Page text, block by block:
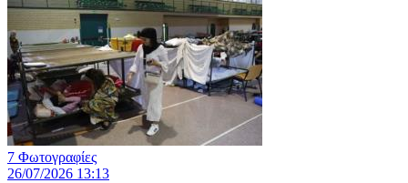
7 Φωτογραφίες
26/07/2026 13:13